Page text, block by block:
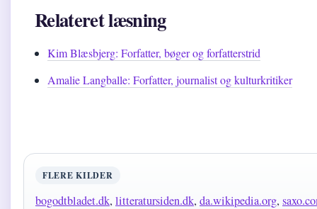
Relateret læsning
Kim Blæsbjerg: Forfatter, bøger og forfatterstrid
Amalie Langballe: Forfatter, journalist og kulturkritiker
FLERE KILDER
bogodtbladet.dk, litteratursiden.dk, da.wikipedia.org,